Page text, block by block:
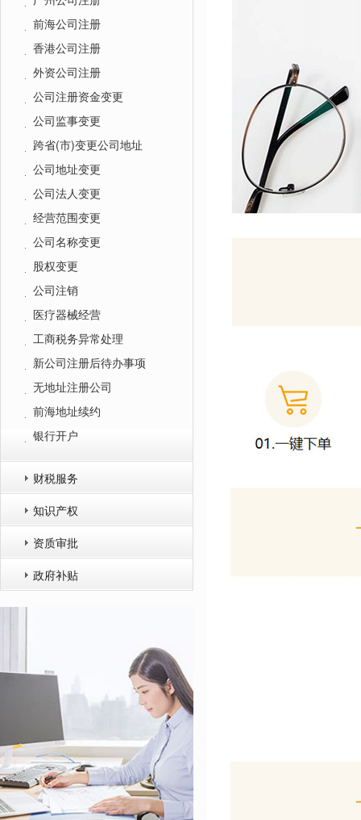
前海公司注册
香港公司注册
外资公司注册
公司注册资金变更
公司监事变更
跨省(市)变更公司地址
公司地址变更
公司法人变更
经营范围变更
公司名称变更
股权变更
公司注销
医疗器械经营
工商税务异常处理
新公司注册后待办事项
无地址注册公司
前海地址续约
银行开户
财税服务
知识产权
资质审批
政府补贴